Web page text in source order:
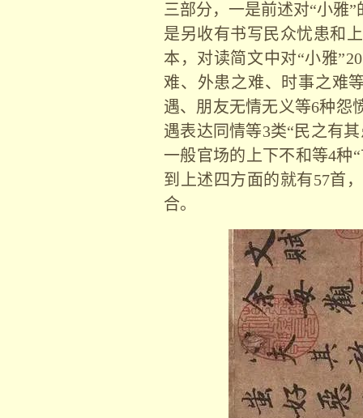
三部分，一是前述对“小雅
是另收有书写民众忧患和
本，对读简文中对“小雅”20
难、外患之难、时事之难
遇、朋友无情无义等6种怨
遇表达同情等3类“民之有
一般官场的上下不和等4种“
到上述四方面的就有57首
合。